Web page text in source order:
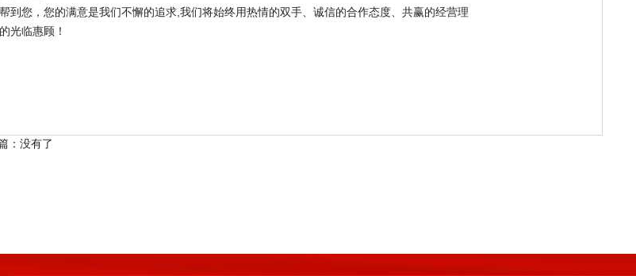
到您，您的满意是我们不懈的追求,我们将始终用热情的双手、诚信的合作态度、共赢的经营理
惠顾！
：没有了